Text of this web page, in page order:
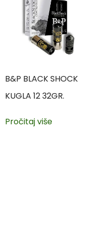
B&P BLACK SHOCK
KUGLA 12 32GR.
Pročitaj više